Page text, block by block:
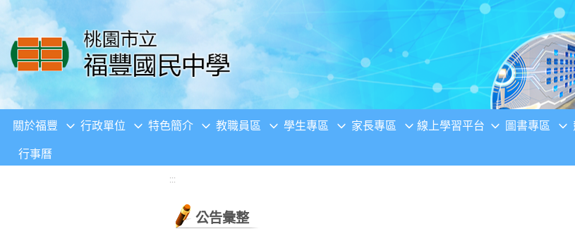
移至網頁之主要內容區位置
關於福豐 行政單位 特色簡介 教職員區 學生專區 家長專區 線上學習平台 圖書專區
行事曆
:::
公告彙整